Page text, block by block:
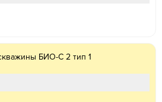
БИО-С 2 тип 1